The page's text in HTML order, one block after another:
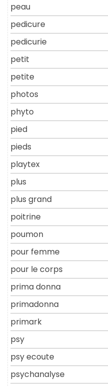
peau
pedicure
pedicurie
petit
petite
photos
phyto
pied
pieds
playtex
plus
plus grand
poitrine
poumon
pour femme
pour le corps
prima donna
primadonna
primark
psy
psy ecoute
psychanalyse